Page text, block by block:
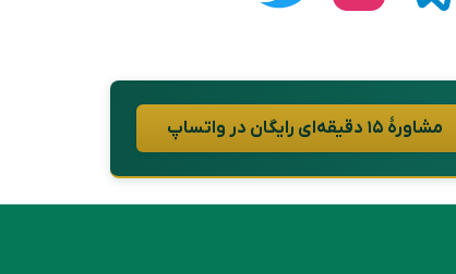
مشاورهٔ ۱۵ دقیقه‌ای رایگان در واتساپ